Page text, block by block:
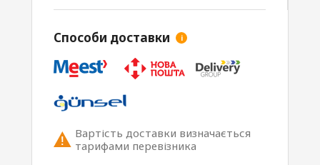
Способи доставки i
Вартість доставки визначається
тарифами перевізника